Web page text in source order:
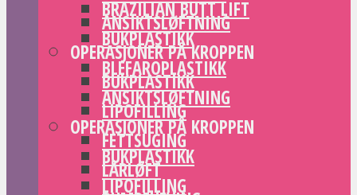
ANSIKTSLØFTNING
OPERASJONER PÅ KROPPEN
BUKPLASTIKK
LIPOFILLING
FETTSUGING
LÅRLØFT
BRAZILIAN BUTT LIFT
BUKPLASTIKK
BLEFAROPLASTIKK
ANSIKTSLØFTNING
OPERASJONER PÅ KROPPEN
BUKPLASTIKK
LIPOFILLING